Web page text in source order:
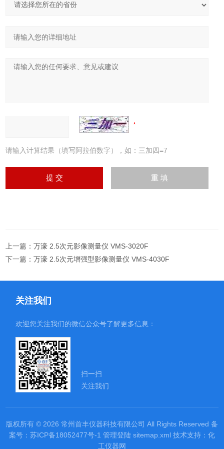
请输入计算结果（填写阿拉伯数字），如：三加四=7
上一篇：万濠 2.5次元影像测量仪 VMS-3020F
下一篇：万濠 2.5次元增强型影像测量仪 VMS-4030F
关注我们
欢迎您关注我们的微信公众号了解更多信息：
扫一扫
关注我们
版权所有 © 2026 常州首丰仪器科技有限公司 All Rights Reserved 备
案号：苏ICP备18052477号-1 管理登陆 sitemap.xml 技术支持： 化
工仪器网